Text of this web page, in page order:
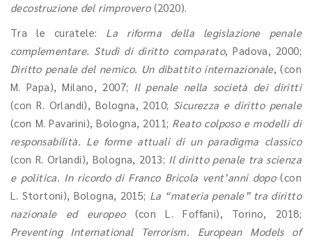
decostruzione del rimprovero(2020).
Tra le curatele: La riforma della legislazione penale
complementare. Studi di diritto comparato, Padova, 2000;
Diritto penale del nemico. Un dibattito internazionale, (con
M. Papa), Milano, 2007; Il penale nella società dei diritti
(con R. Orlandi), Bologna, 2010; Sicurezza e diritto penale
(con M. Pavarini), Bologna, 2011; Reato colposo e modelli di
responsabilità. Le forme attuali di un paradigma classico
(con R. Orlandi), Bologna, 2013; Il diritto penale tra scienza
e politica. In ricordo di Franco Bricola vent’anni dopo(con
L. Stortoni), Bologna, 2015; La “materia penale” tra diritto
nazionale ed europeo(con L. Foffani), Torino, 2018;
Preventing International Terrorism. European Models of